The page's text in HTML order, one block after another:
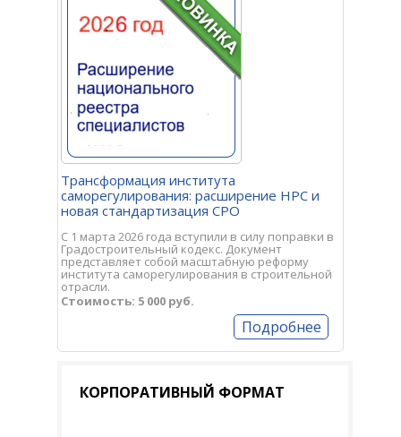
Трансформация института
саморегулирования: расширение НРС и
новая стандартизация СРО
С 1 марта 2026 года вступили в силу поправки в
Градостроительный кодекс. Документ
представляет собой масштабную реформу
института саморегулирования в строительной
отрасли.
Стоимость: 5 000 руб.
Подробнее
КОРПОРАТИВНЫЙ ФОРМАТ